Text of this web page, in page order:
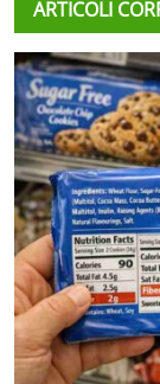
ARTICOLI